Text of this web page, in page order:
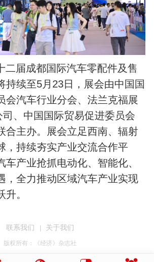
二届成都国际汽车零配件及售
持续至5月23日，展会由中国国
会汽车行业分会、法兰克福展
、中国国际贸易促进委员会
合主办。展会立足西南、辐射
，持续夯实产业交流合作平
车产业抢抓电动化、智能化、
，全力推动区域汽车产业实现
。
联系我们 关于我们
版权所有：《经济》杂志社